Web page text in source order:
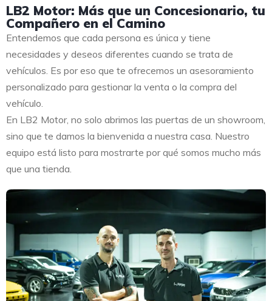
LB2 Motor: Más que un Concesionario, tu
Compañero en el Camino
Entendemos que cada persona es única y tiene
necesidades y deseos diferentes cuando se trata de
vehículos. Es por eso que te ofrecemos un asesoramiento
personalizado para gestionar la venta o la compra del
vehículo.
En LB2 Motor, no solo abrimos las puertas de un showroom,
sino que te damos la bienvenida a nuestra casa. Nuestro
equipo está listo para mostrarte por qué somos mucho más
que una tienda.